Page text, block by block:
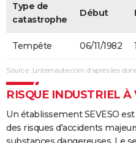
Type de
catastrophe
Début
Tempête 06/11/1982
Source : Linternaute.com d'après les
RISQUE INDUSTRIEL À
Un établissement SEVESO
des risques d'accidents